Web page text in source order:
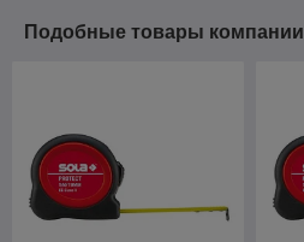
Подобные товары компании